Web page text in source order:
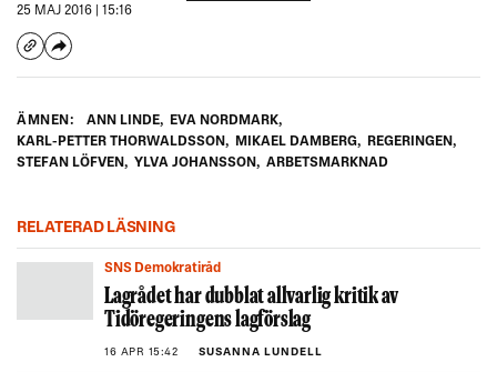
25 MAJ 2016 | 15:16
ÄMNEN: ANN LINDE, EVA NORDMARK,
KARL-PETTER THORWALDSSON, MIKAEL DAMBERG, REGERINGEN,
STEFAN LÖFVEN, YLVA JOHANSSON, ARBETSMARKNAD
RELATERAD LÄSNING
SNS Demokratiråd
Lagrådet har dubblat allvarlig kritik av
Tidöregeringens lagförslag
16 APR 15:42 SUSANNA LUNDELL